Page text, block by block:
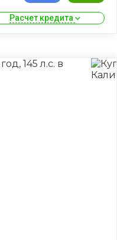
Расчет кредита